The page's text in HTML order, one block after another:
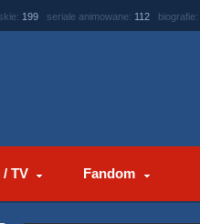
199 seriale animowane: 112 biografie:
/ TV Fandom